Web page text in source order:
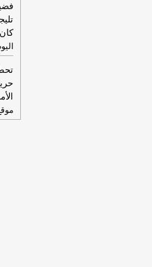
أمس
الخميس